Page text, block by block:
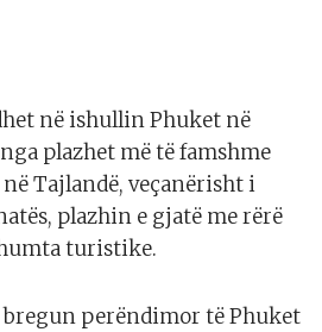
në ishullin Phuket në
plazhet më të famshme
Tajlandë, veçanërisht i
plazhin e gjatë me rërë
turistike.
perëndimor të Phuket